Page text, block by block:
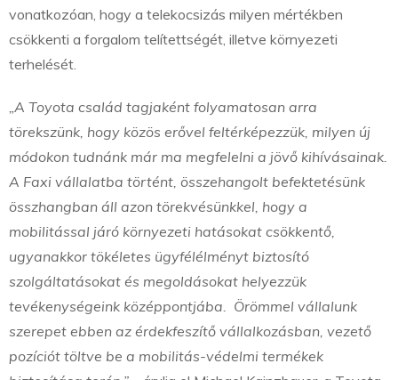
vonatkozóan, hogy a telekocsizás milyen mértékben
csökkenti a forgalom telítettségét, illetve környezeti
terhelését.
„A Toyota család tagjaként folyamatosan arra
törekszünk, hogy közös erővel feltérképezzük, milyen új
módokon tudnánk már ma megfelelni a jövő kihívásainak.
A Faxi vállalatba történt, összehangolt befektetésünk
összhangban áll azon törekvésünkkel, hogy a
mobilitással járó környezeti hatásokat csökkentő,
ugyanakkor tökéletes ügyfélélményt biztosító
szolgáltatásokat és megoldásokat helyezzük
tevékenységeink középpontjába. Örömmel vállalunk
szerepet ebben az érdekfeszítő vállalkozásban, vezető
pozíciót töltve be a mobilitás-védelmi termékek